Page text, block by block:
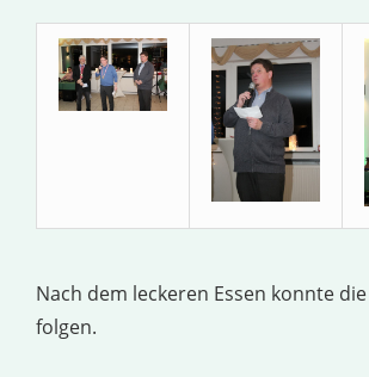
Nach dem leckeren Essen konnte
folgen.